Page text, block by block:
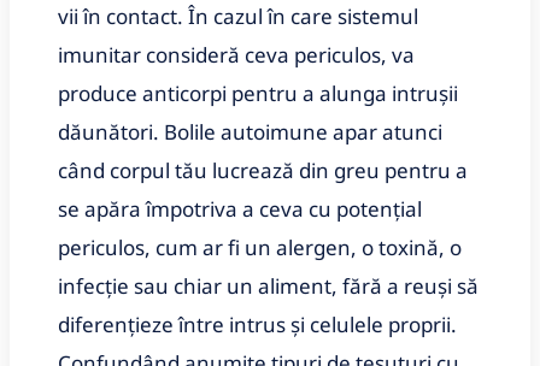
vii în contact. În cazul în care sistemul
imunitar consideră ceva periculos, va
produce anticorpi pentru a alunga intrușii
dăunători. Bolile autoimune apar atunci
când corpul tău lucrează din greu pentru a
se apăra împotriva a ceva cu potențial
periculos, cum ar fi un alergen, o toxină, o
infecție sau chiar un aliment, fără a reuși să
diferențieze între intrus și celulele proprii.